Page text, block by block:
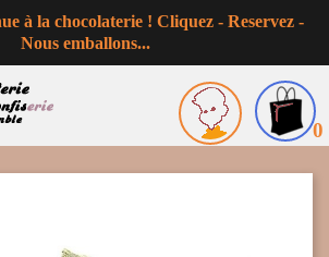
à la chocolaterie ! Cliquez - Reservez -
Nous emballons...
0